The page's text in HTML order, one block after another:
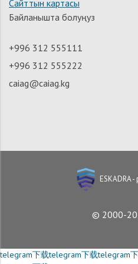
Сайттын картасы
Байланышта болуңуз
+996 312 555111
+996 312 555222
caiag@caiag.kg
ESKADRA
© 2000-
telegram下载telegram下载telegram